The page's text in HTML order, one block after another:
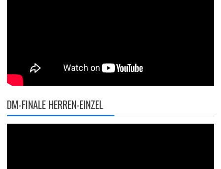
DM-FINALE HERREN-EINZEL